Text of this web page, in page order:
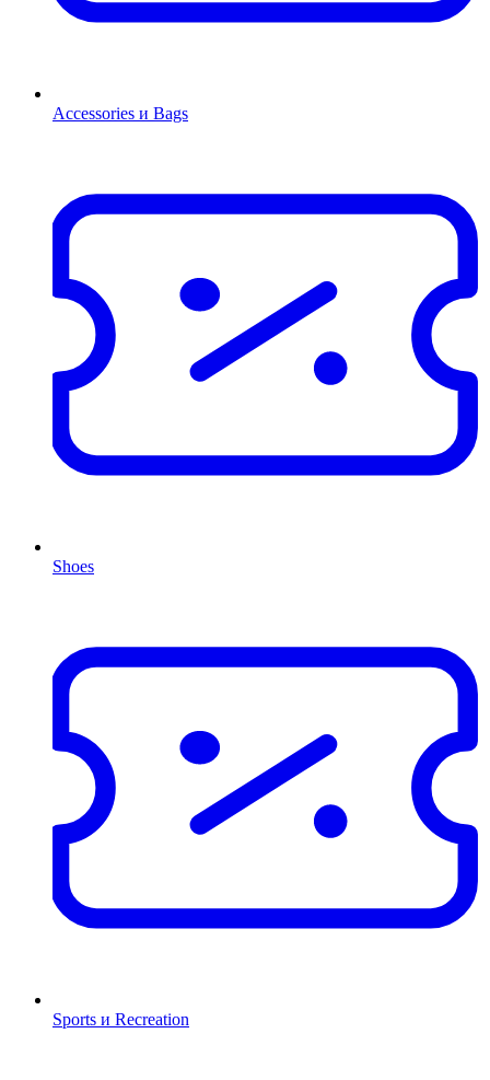
Accessories и Bags
Shoes
Sports и Recreation